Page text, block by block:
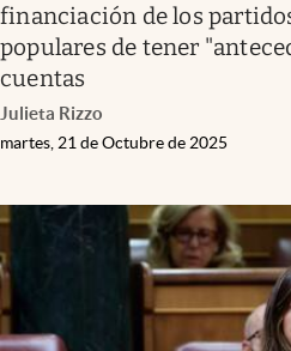
financiación de los
populares de tener
cuentas
Julieta Rizzo
martes, 21 de Octubre de 2025